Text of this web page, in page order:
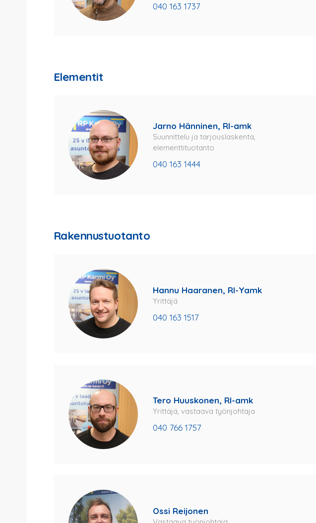
040 163 1737
Elementit
Jarno Hänninen, RI-amk
Suunnittelu ja tarjouslaskenta,
elementtituotanto
040 163 1444
Rakennustuotanto
Hannu Haaranen, RI-Yamk
Yrittäjä
040 163 1517
Tero Huuskonen, RI-amk
Yrittäjä, vastaava työnjohtaja
040 766 1757
Ossi Reijonen